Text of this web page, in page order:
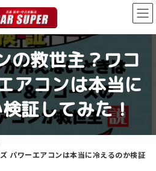
の救世主？ワコ
アコンは本当に
証してみた！
パワーエアコンは本当に冷えるのか検証